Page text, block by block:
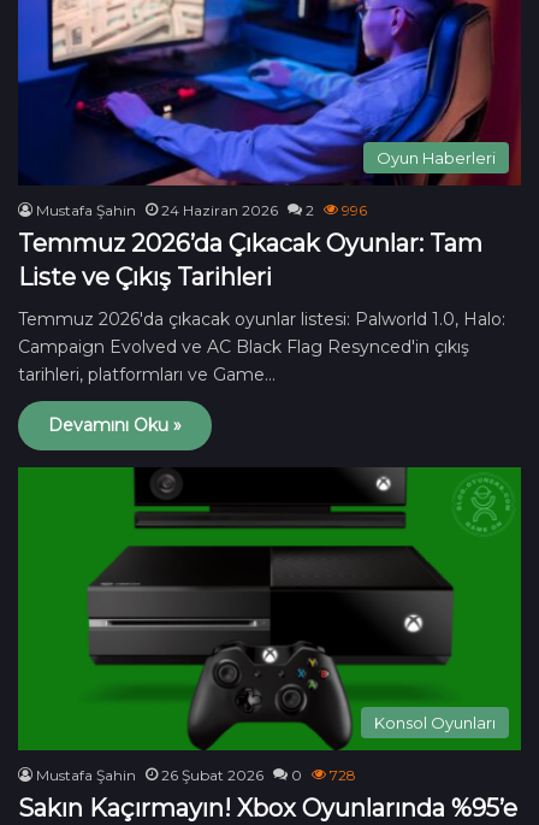
Oyun Haberleri
Mustafa Şahin 24 Haziran 2026 2 996
Temmuz 2026’da Çıkacak Oyunlar: Tam
Liste ve Çıkış Tarihleri
Temmuz 2026'da çıkacak oyunlar listesi: Palworld 1.0, Halo:
Campaign Evolved ve AC Black Flag Resynced'in çıkış
tarihleri, platformları ve Game…
Devamını Oku »
Konsol Oyunları
Mustafa Şahin 26 Şubat 2026 0 728
Sakın Kaçırmayın! Xbox Oyunlarında %95’e